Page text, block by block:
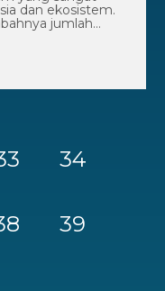
dan ekosistem.
jumlah
34
39